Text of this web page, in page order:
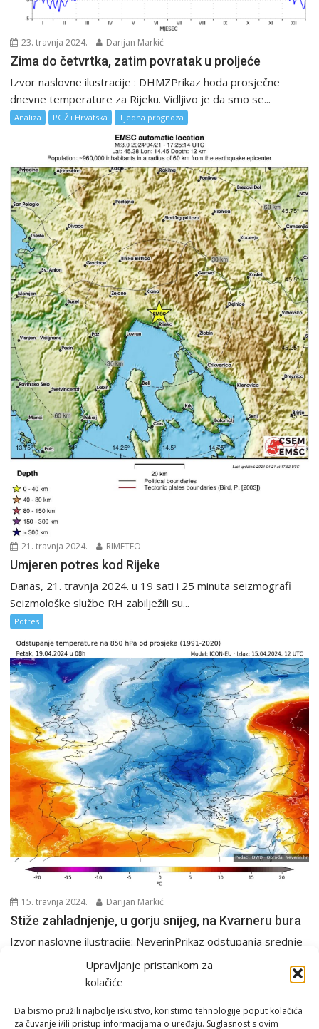
Upravljanje pristankom za
kolačiće
Da bismo pružili najbolje iskustvo, koristimo tehnologije poput kolačića
za čuvanje i/ili pristup informacijama o uređaju. Suglasnost s ovim
23. travnja 2024. Darijan Markić
Zima do četvrtka, zatim povratak u proljeće
Izvor naslovne ilustracije : DHMZPrikaz hoda prosječne
dnevne temperature za Rijeku. Vidljivo je da smo se...
Analiza PGŽ i Hrvatska Tjedna prognoza
21. travnja 2024. RIMETEO
Umjeren potres kod Rijeke
Danas, 21. travnja 2024. u 19 sati i 25 minuta seizmografi
Seizmološke službe RH zabilježili su...
Potres
15. travnja 2024. Darijan Markić
Stiže zahladnjenje, u gorju snijeg, na Kvarneru bura
Izvor naslovne ilustracije: NeverinPrikaz odstupanja srednje
dnevne temperature od prosjeka u Europi. Vidljivo je da će...
PGŽ i Hrvatska